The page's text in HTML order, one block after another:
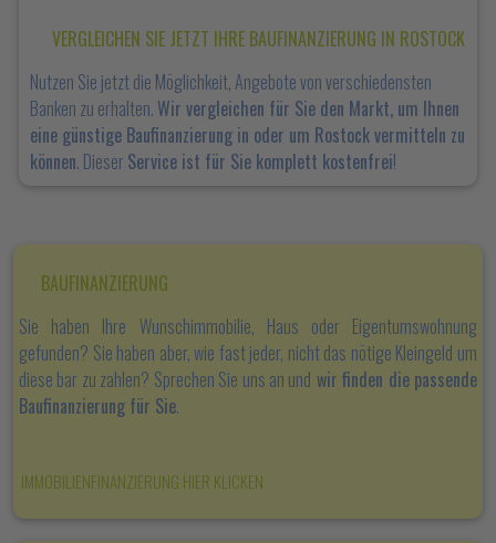
VERGLEICHEN SIE JETZT IHRE BAUFINANZIERUNG IN ROSTOCK
Nutzen Sie jetzt die Möglichkeit, Angebote von verschiedensten
Banken zu erhalten. Wir vergleichen für Sie den Markt, um Ihnen
eine günstige Baufinanzierung in oder um Rostock vermitteln zu
können. Dieser Service ist für Sie komplett kostenfrei!
BAUFINANZIERUNG
Sie haben Ihre Wunschimmobilie, Haus oder Eigentumswohnung
gefunden? Sie haben aber, wie fast jeder, nicht das nötige Kleingeld um
diese bar zu zahlen? Sprechen Sie uns an und wir finden die passende
Baufinanzierung für Sie.
IMMOBILIENFINANZIERUNG HIER KLICKEN